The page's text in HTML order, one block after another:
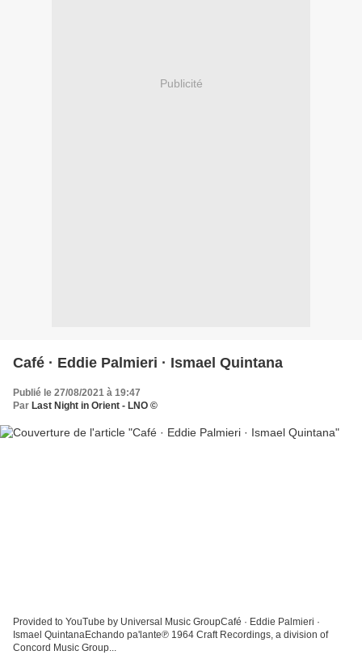
Publicité
Café · Eddie Palmieri · Ismael Quintana
Publié le 27/08/2021 à 19:47
Par Last Night in Orient - LNO ©
Provided to YouTube by Universal Music GroupCafé · Eddie Palmieri ·
Ismael QuintanaEchando pa'lante℗ 1964 Craft Recordings, a division of
Concord Music Group...